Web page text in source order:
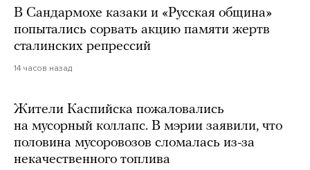
В Сандармохе казаки и «Русская община»
попытались сорвать акцию памяти жертв
сталинских репрессий
14 часов назад
Жители Каспийска пожаловались
на мусорный коллапс. В мэрии заявили, что
половина мусоровозов сломалась из-за
некачественного топлива